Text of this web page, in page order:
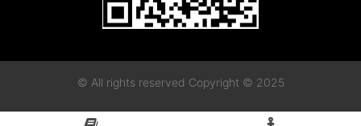
© All rights reserved Copyright © 2025